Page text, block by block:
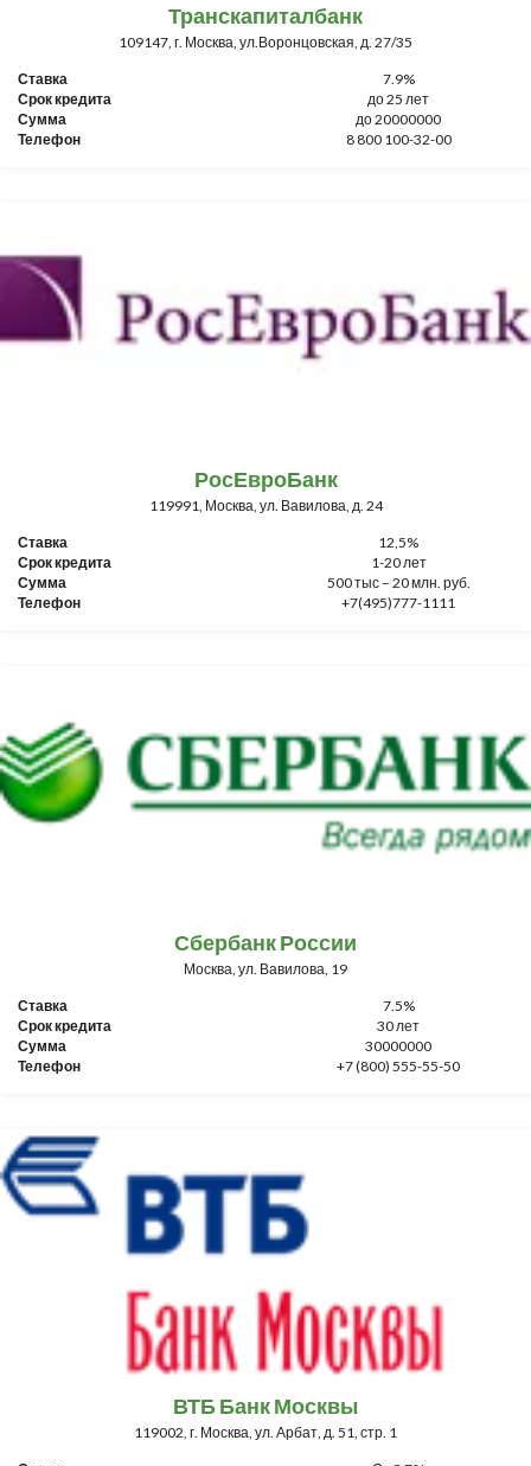
Транскапиталбанк
109147, г. Москва, ул.Воронцовская, д. 27/35
Ставка
7.9%
Срок кредита
до 25 лет
Сумма
до 20000000
Телефон
8 800 100-32-00
РосЕвроБанк
119991, Москва, ул. Вавилова, д. 24
Ставка
12,5%
Срок кредита
1-20 лет
Сумма
500 тыс – 20 млн. руб.
Телефон
+7(495)777-1111
Сбербанк России
Москва, ул. Вавилова, 19
Ставка
7.5%
Срок кредита
30 лет
Сумма
30000000
Телефон
+7 (800) 555-55-50
ВТБ Банк Москвы
119002, г. Москва, ул. Арбат, д. 51, стр. 1